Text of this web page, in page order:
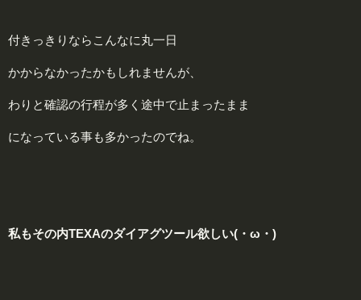
付きっきりならこんなに丸一日
かからなかったかもしれませんが、
わりと確認の行程が多く途中で止まったまま
になっている事も多かったのでね。
私もその内TEXAのダイアグツール欲しい(・ω・)